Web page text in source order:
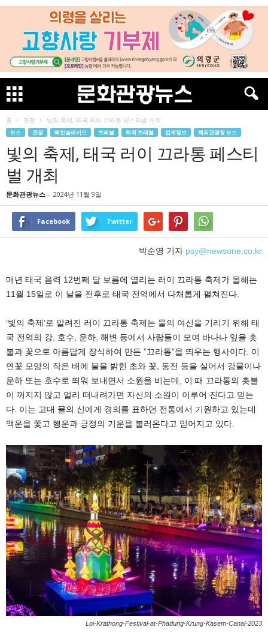
홈 관광 빛의 축제, 태국 러이 끄라통 페스티벌 개최
뉴스 관광 메인슬라이드 트래블 해외 트래블 업계정보 해외관광청 뉴스
빛의 축제, 태국 러이 끄라통 페스티
벌 개최
문화관광뉴스 - 2024년 11월 9일
Facebook Twitter
박순영 기자 psy@newsone.co.kr
매년 태국 음력 12번째 달 보름에 열리는 러이 끄라통 축제가 올해는
11월 15일로 이 날을 전후로 태국 전역에서 다채롭게 펼쳐진다.
‘빛의 축제’로 알려진 러이 끄라통 축제는 물의 여신을 기리기 위해 태
국 전역의 강, 호수, 운하, 해변 등에서 사람들이 모여 바나나 잎을 촛
불과 꽃으로 아름답게 장식하여 만든 ”끄라통”을 띄우는 행사이다. 이
연꽃 모양의 작은 배에 불을 밝힌 초와 꽃, 동전 등을 실어서 강물이나
운하 또는 호수로 띄워 보내면서 소원을 비는데, 이 때 끄라통의 촛불
이 꺼지지 않고 멀리 떠내려가면 자신의 소원이 이루어 진다고 믿는
다. 이는 고대 물의 신에게 경의를 표하던 전통에서 기원하고 있는데
액운을 쫓고 행운과 긍정의 기운을 불러온다고 믿어지고 있다.
Loi-Krathong-Festival-at-Phadung-Krung-Kasem-Canal-2023